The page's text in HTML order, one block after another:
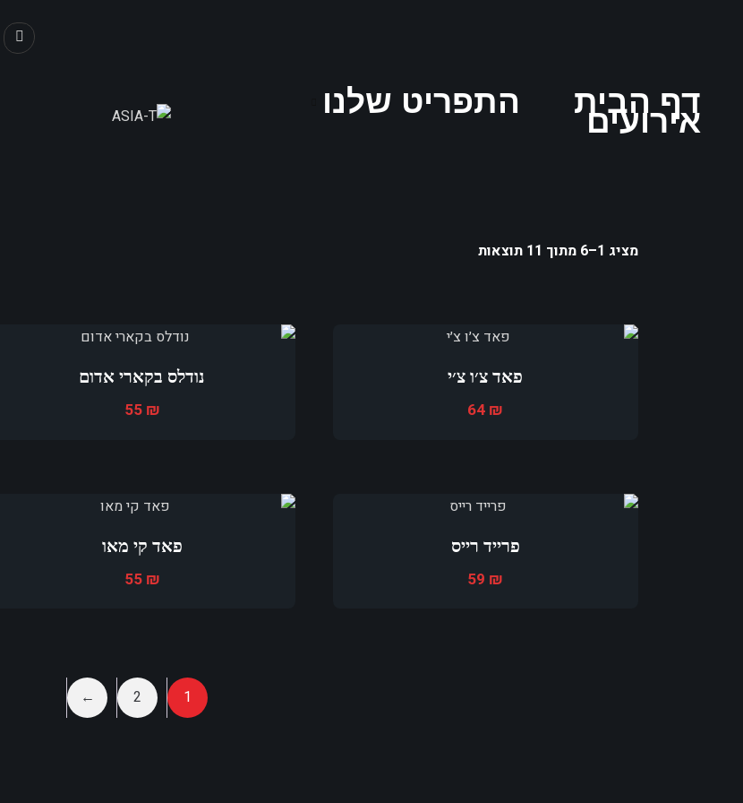
דף הבית התפריט שלנו
אירועים
מציג 1–6 מתוך 11 תוצאות
פאד צ׳ו צ׳י
64 ₪
‏נודלס ‏בקארי אדום
55 ₪
פרייד רייס
59 ₪
פאד קי מאו
55 ₪
1
2
←